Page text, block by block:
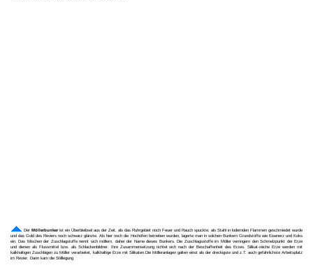
Der Möllerbunkerist ein Überbleibsel aus der Zeit, als das Ruhrgebiet noch Feuer und Rauch spuckte; als Stahl in lodernden Flammen geschmiedet wurde
und das Gold des Reviers noch schwarz glänzte. Als hier noch die Hochöfen betrieben wurden, lagerte man in solchen Bunkern Grundstoffe wie Eisenerz und Koks
ein. Das Mischen der Zuschlagstoffe nennt sich möllern, daher der Name dieses Bunkers. Die Zuschlagsstoffe im Möller verringern den Schmelzpunkt der Erze
und dienen als Flussmittel bzw. als Schlackenbildner. Ihre Zusammensetzung richtet sich nach der Beschaffenheit des Erzes. Silikat-reiche Erze werden mit
kalkhaltigen Zuschlägen zu Möller verarbeitet, kalkhaltige Erze mit Silikaten.Die Mölleranlagen galten einst als der dreckigste und z.T. auch gefährlichste Arbeitsplatz
im Revier. Dann kam die Stilllegung